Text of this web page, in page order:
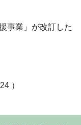
事業」が改訂した
）